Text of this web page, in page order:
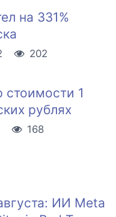
на 331%
202
стоимости 1
рублях
168
ИИ Meta